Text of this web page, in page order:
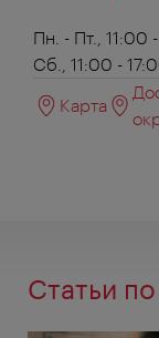
Пн. - Пт., 11:00
Сб., 11:00 -
Карта
Статьи